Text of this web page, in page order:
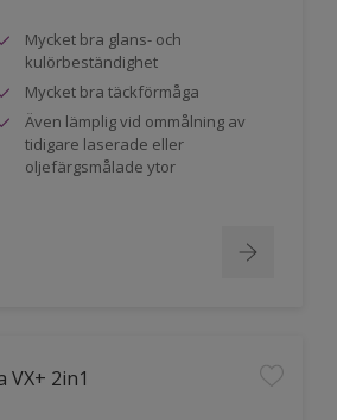
Mycket bra glans- och
kulörbeständighet
Mycket bra täckförmåga
Även lämplig vid ommålning av
tidigare laserade eller
oljefärgsmålade ytor
2in1